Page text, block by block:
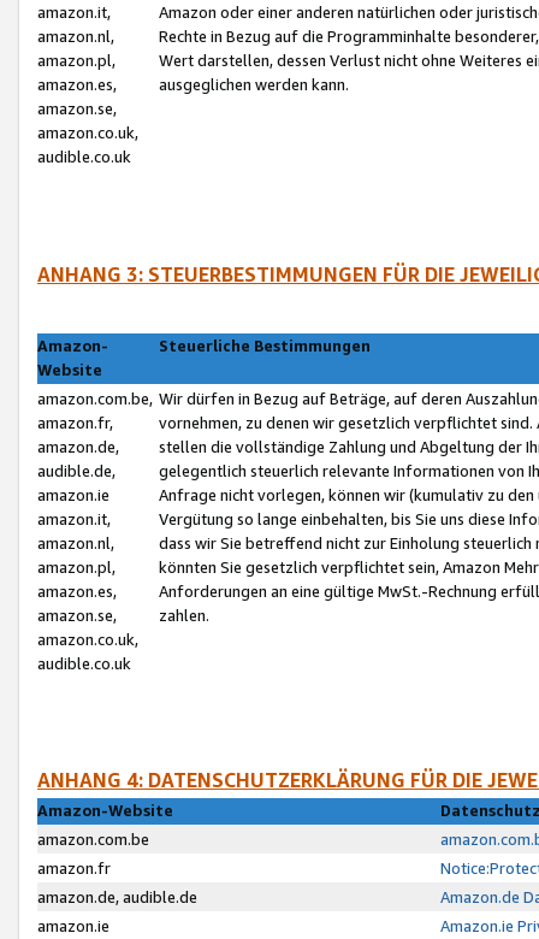
amazon.it,
amazon.nl,
amazon.pl,
amazon.es,
amazon.se,
amazon.co.uk,
audible.co.uk
Amazon oder einer anderen natürlichen oder
Rechte in Bezug auf die Programminhalte
Wert darstellen, dessen Verlust nicht ohne Weiteres
ausgeglichen werden kann.
ANHANG 3: STEUERBESTIMMUNGEN FÜR DIE
Amazon-
Website
Steuerliche Bestimmungen
amazon.com.be,
amazon.fr,
amazon.de,
audible.de,
amazon.ie
amazon.it,
amazon.nl,
amazon.pl,
amazon.es,
amazon.se,
amazon.co.uk,
audible.co.uk
Wir dürfen in Bezug auf Beträge, auf deren
vornehmen, zu denen wir gesetzlich verpflichtet
stellen die vollständige Zahlung und Abgeltung der
gelegentlich steuerlich relevante Informationen von
Anfrage nicht vorlegen, können wir (kumulativ zu
Vergütung so lange einbehalten, bis Sie uns diese
dass wir Sie betreffend nicht zur Einholung
könnten Sie gesetzlich verpflichtet sein, Amazon
Anforderungen an eine gültige MwSt.-Rechnung
zahlen.
ANHANG 4: DATENSCHUTZERKLÄRUNG FÜR DIE
Amazon-Website
amazon.com.be
amazon.fr
amazon.de, audible.de
Amazon.de
amazon.ie
Amazon.ie